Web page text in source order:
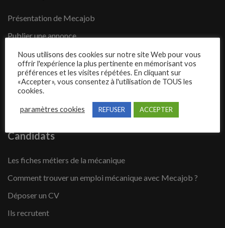
Présentation de Mecajob
Publier une annonce
Offres d’emploi
Questions fréquentes
Blog
Contact
Candidats
Les fiches métiers de la mécanique
Comment trouver un emploi mécanique avec Mecajob ?
Déposer un CV
Ils recrutent
Nous utilisons des cookies sur notre site Web pour vous
offrir l'expérience la plus pertinente en mémorisant vos
préférences et les visites répétées. En cliquant sur
«Accepter», vous consentez à l'utilisation de TOUS les
cookies.
paramètres cookies REFUSER ACCEPTER